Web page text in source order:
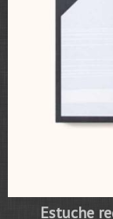
Estuche